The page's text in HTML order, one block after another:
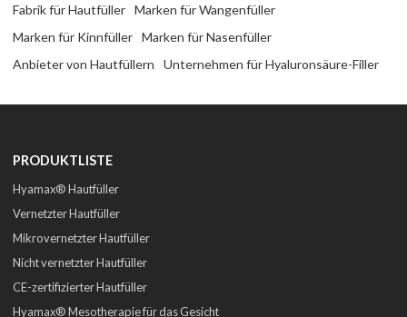
Fabrik für Hautfüller
Marken für Wangenfüller
Marken für Kinnfüller
Marken für Nasenfüller
Anbieter von Hautfüllern
Unternehmen für Hyaluronsäure-Filler
PRODUKTLISTE
Hyamax® Hautfüller
Vernetzter Hautfüller
Mikrovernetzter Hautfüller
Nicht vernetzter Hautfüller
CE-zertifizierter Hautfüller
Hyamax® Mesotherapie für das Gesicht